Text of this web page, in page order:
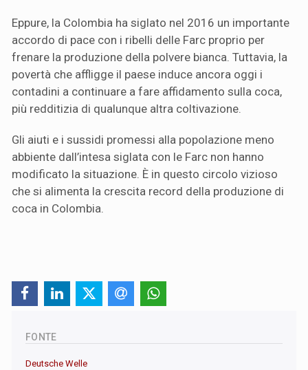
Eppure, la Colombia ha siglato nel 2016 un importante
accordo di pace con i ribelli delle Farc proprio per
frenare la produzione della polvere bianca. Tuttavia, la
povertà che affligge il paese induce ancora oggi i
contadini a continuare a fare affidamento sulla coca,
più redditizia di qualunque altra coltivazione.
Gli aiuti e i sussidi promessi alla popolazione meno
abbiente dall’intesa siglata con le Farc non hanno
modificato la situazione. È in questo circolo vizioso
che si alimenta la crescita record della produzione di
coca in Colombia.
FONTE
Deutsche Welle